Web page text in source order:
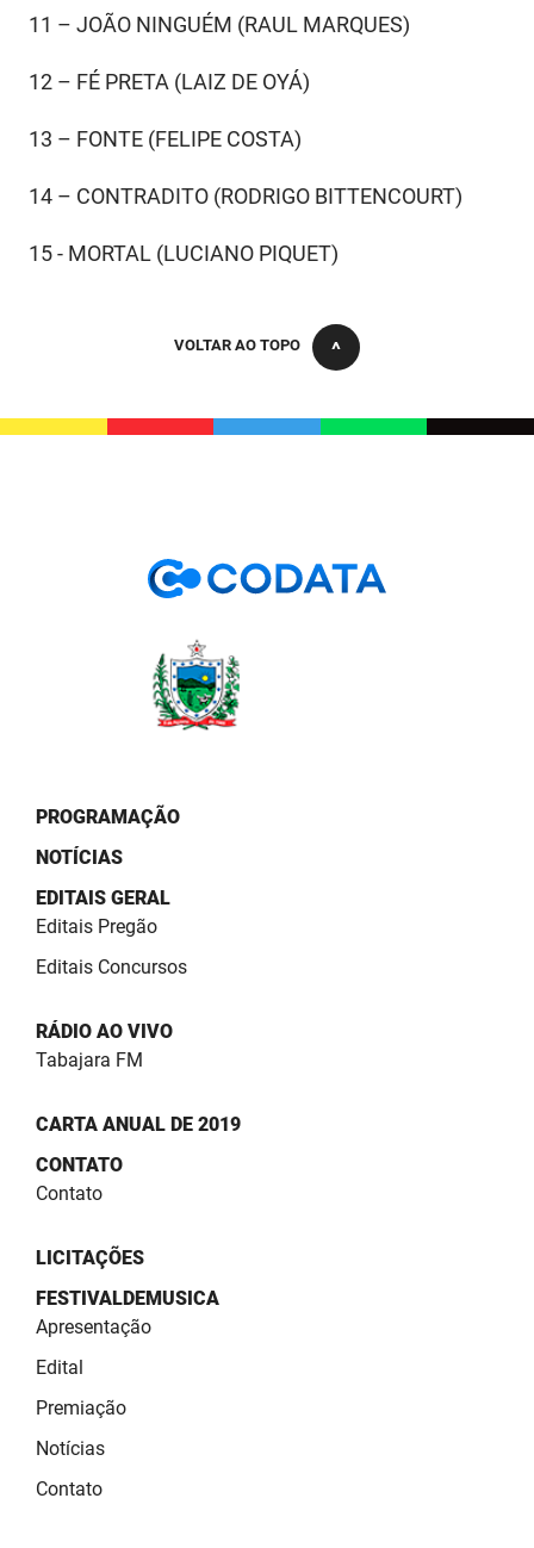
11 – JOÃO NINGUÉM (RAUL MARQUES)
12 – FÉ PRETA (LAIZ DE OYÁ)
13 – FONTE (FELIPE COSTA)
14 – CONTRADITO (RODRIGO BITTENCOURT)
15 - MORTAL (LUCIANO PIQUET)
VOLTAR AO TOPO
PROGRAMAÇÃO
NOTÍCIAS
EDITAIS GERAL
Editais Pregão
Editais Concursos
RÁDIO AO VIVO
Tabajara FM
CARTA ANUAL DE 2019
CONTATO
Contato
LICITAÇÕES
FESTIVALDEMUSICA
Apresentação
Edital
Premiação
Notícias
Contato